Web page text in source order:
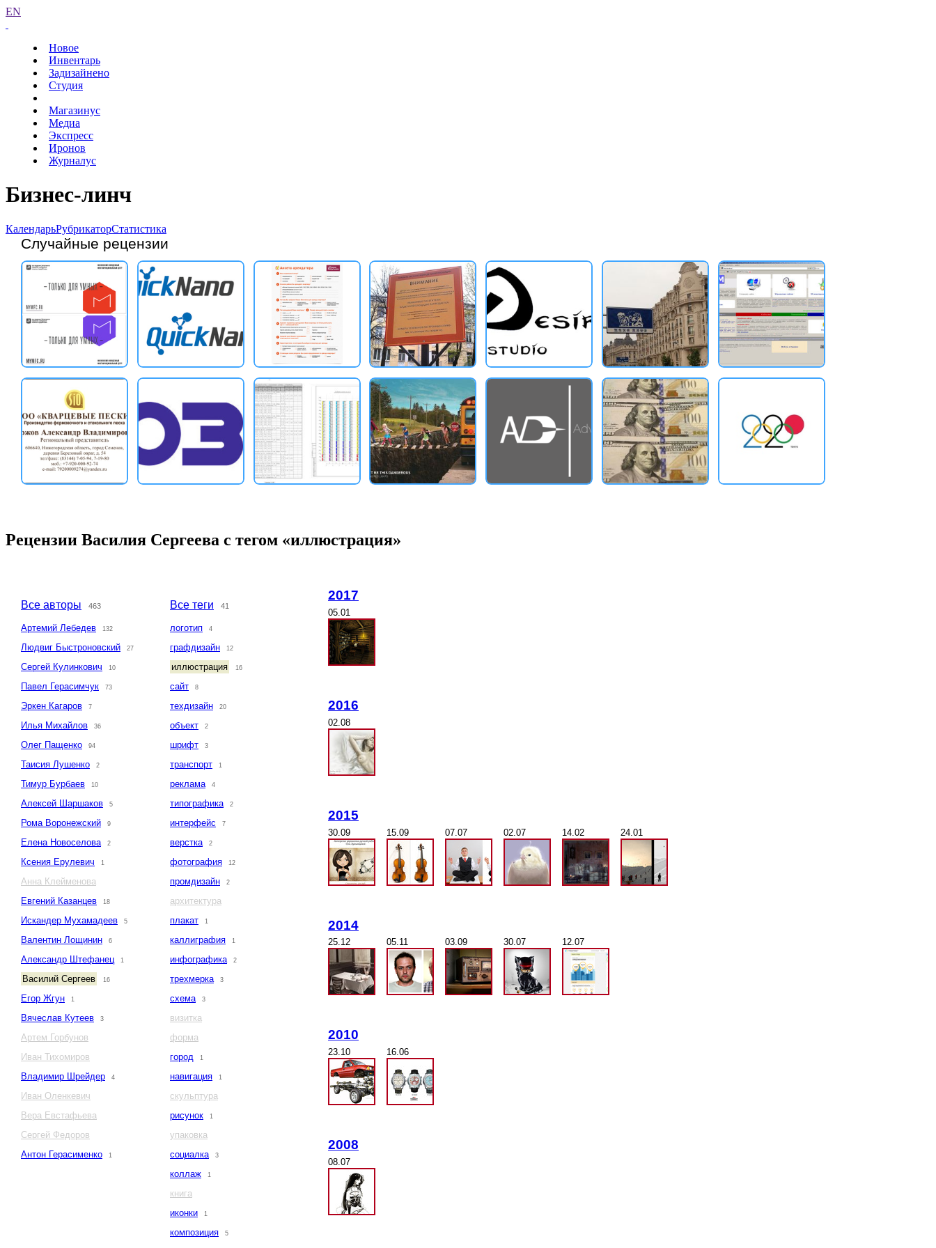
EN
Новое
Инвентарь
Задизайнено
Студия
Магазинус
Медиа
Экспресс
Иронов
Журналус
Бизнес-линч
КалендарьРубрикаторСтатистика
Случайные рецензии
Рецензии Василия Сергеева с тегом «иллюстрация»
Все авторы 463
Артемий Лебедев 132
Людвиг Быстроновский 27
Сергей Кулинкович 10
Павел Герасимчук 73
Эркен Кагаров 7
Илья Михайлов 36
Олег Пащенко 94
Таисия Лушенко 2
Тимур Бурбаев 10
Алексей Шаршаков 5
Рома Воронежский 9
Елена Новоселова 2
Ксения Ерулевич 1
Анна Клейменова
Евгений Казанцев
18
Искандер Мухамадеев 5
Валентин Лощинин 6
Александр Штефанец 1
Василий Сергеев 16
Егор Жгун 1
Вячеслав Кутеев 3
Артем Горбунов
Иван Тихомиров
Владимир Шрейдер
4
Иван Оленкевич
Вера Евстафьева
Сергей Федоров
Антон Герасименко
1
Все теги 41
логотип 4
графдизайн 12
иллюстрация 16
сайт 8
техдизайн 20
объект 2
шрифт 3
транспорт 1
реклама 4
типографика 2
интерфейс 7
верстка 2
фотография 12
промдизайн 2
архитектура
плакат
1
каллиграфия 1
инфографика 2
трехмерка 3
схема 3
визитка
форма
город
1
навигация 1
скульптура
рисунок
1
упаковка
социалка
3
коллаж 1
книга
иконки
1
композиция 5
2017
05.01
2016
02.08
2015
30.09 15.09 07.07 02.07 14.02 24.01
2014
25.12 05.11 03.09 30.07 12.07
2010
23.10 16.06
2008
08.07